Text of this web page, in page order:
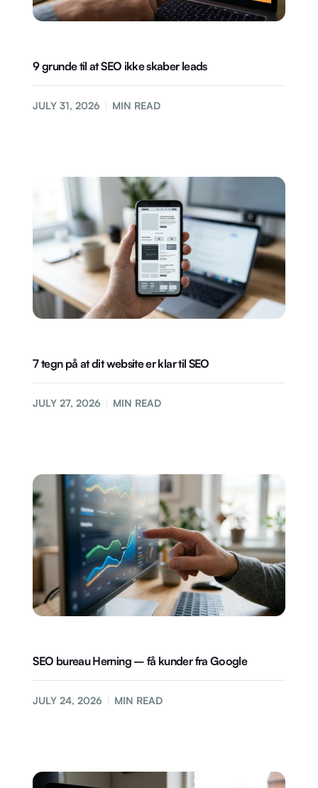
9 grunde til at SEO ikke skaber leads
JULY 31, 2026 MIN READ
7 tegn på at dit website er klar til SEO
JULY 27, 2026 MIN READ
SEO bureau Herning – få kunder fra Google
JULY 24, 2026 MIN READ